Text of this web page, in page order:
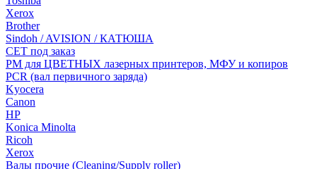
Xerox
Brother
Sindoh / AVISION / КАТЮША
CET под заказ
РМ для ЦВЕТНЫХ лазерных принтеров, МФУ и копиров
PCR (вал первичного заряда)
Kyocera
Canon
HP
Konica Minolta
Ricoh
Xerox
Валы прочие (Cleaning/Supply roller)